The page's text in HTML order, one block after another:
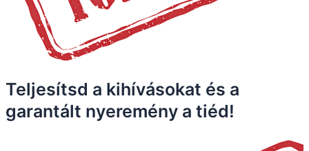
Teljesítsd a kihívásokat és a
garantált nyeremény a tiéd!